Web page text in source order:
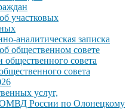
участковых
аналитическая записка
общественном совете
общественного совета
совета
услуг,
России по Олонецкому